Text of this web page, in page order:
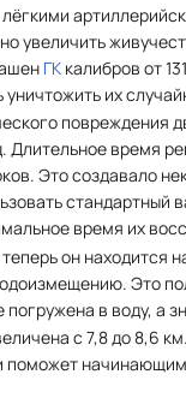
увеличить
ГК калибров от
их
повреждения
Длительное время
Это создавало
стандартный
время их
теперь он находится
Это
в воду, а
с 7,8 до 8,6
поможет